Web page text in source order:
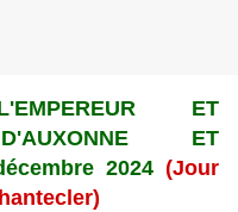
ET
D'AUXONNE ET
2024 (Jour